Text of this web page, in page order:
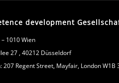
development
1010 Wien
27 , 40212 Düsseldorf
Regent Street, Mayfair, London W1B